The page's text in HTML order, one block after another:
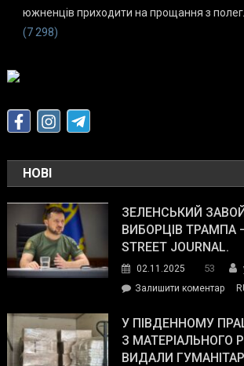
южненців приходити на прощання з
(7 298)
НОВІ
ЗЕЛЕНСЬКИЙ
ВИБОРЦІВ ТРАМПА –
STREET JOURNAL.
02.11.2025 53
Залишити коментарon
У ПІВДЕННОМУ
З МАТЕРІАЛЬНОГО
ВИДАЛИ